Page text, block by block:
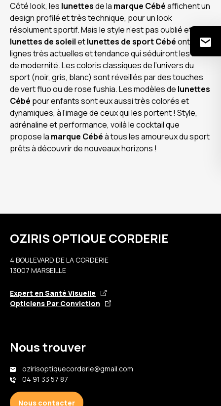
Côté look, les lunettesde la marque Cébéaffichent un
design profilé et très technique, pour un look
résolument sportif. Mais le style n’est pas oublié et les
lunettes de soleiletlunettes de sport Cébéont des
lignes très actuelles et tendance qui séduiront les fans
de modernité. Les coloris classiques de l’univers du
sport (noir, gris, blanc) sont réveillés par des touches
de vert fluo ou de rose fushia. Les modèles de lunettes
Cébé pour enfants sont eux aussi très colorés et
dynamiques, à l’image de ceux qui les portent ! Style,
adrénaline et performance, voilà le cocktail que
propose la marque Cébéà tous les amoureux du sport
prêts à découvrir de nouveaux horizons !
OZIRIS OPTIQUE CORDERIE
4 BOULEVARD DE LA CORDERIE
13007 MARSEILLE
Expert en Santé Visuelle
Opticiens Par Conviction
Nous trouver
ozirisoptiquecorderie@gmail.com
04 91 33 57 87
Nous contacter